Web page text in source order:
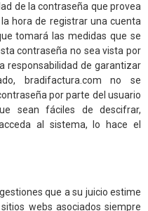
de la contraseña que provea
hora de registrar una cuenta
tomará las medidas que se
contraseña no sea vista por
responsabilidad de garantizar
bradifactura.com no se
por parte del usuario
sean fáciles de descifrar,
al sistema, lo hace el
que a su juicio estime
webs asociados siempre